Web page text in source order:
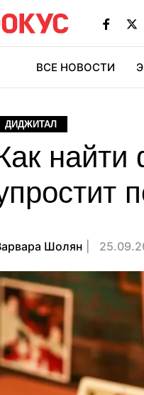
ВСЕ НОВОСТИ
ДИДЖИТАЛ
Шолян